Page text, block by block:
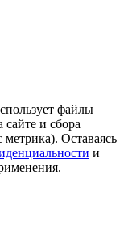
файлы
и сбора
Оставаясь
и